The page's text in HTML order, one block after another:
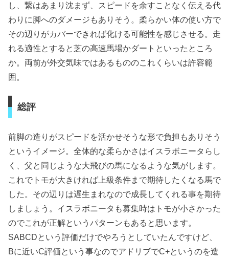
し、繋はあまり沈まず、スピードを余すことなく伝える代
わりに脚へのダメージもありそう。柔らかい体の使い方で
その辺りがカバーできれば化ける可能性を感じさせる。走
れる適性とすると芝の高速馬場かダートといったところ
か。両前が外交気味ではあるもののこれくらいは許容範
囲。
総評
前脚の造りがスピードを活かせそうな形で負担もありそう
というイメージ。全体的な柔らかさはイスラボニータらし
く、父と同じような大飛びの馬になるような気がします。
これでトモが大きければ上級条件まで期待したくなる馬で
した。その辺りは遅生まれなので成長してくれる事を期待
しましょう。イスラボニータも募集時はトモが小さかった
のでこれが正解というパターンもあると思います。
SABCDという評価だけでやろうとしていたんですけど、
Bに近いC評価という事なのでアドリブでC+というのを造